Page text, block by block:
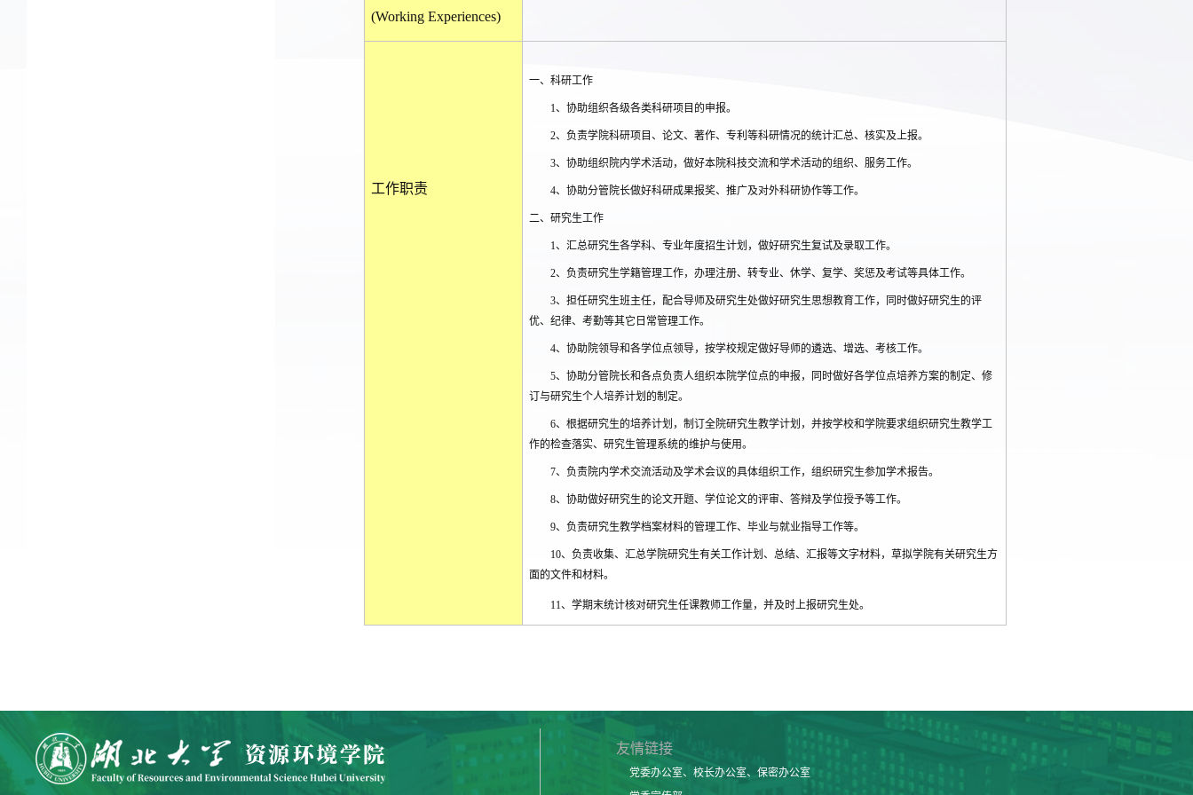
(Working Experiences)
工作职责
一、科研工作
1、协助组织各级各类科研项目的申报。
2、 负责学院科研项目、论文、著作、专利等科研情况的统计汇总、核实及上报。
3、协助组织院内学术活动，做好本院科技交流和学术活动的组织、服务工作。
4、协助分管院长做好科研成果报奖、推广及对外科研协作等工作。
二、研究生工作
1、汇总研究生各学科、专业年度招生计划，做好研究生复试及录取工作。
2、负责研究生学籍管理工作，办理注册、转专业、休学、复学、奖惩及考试等具体工作。
3、担任研究生班主任，配合导师及研究生处做好研究生思想教育工作，同时做好研究生的评
优、纪律、考勤等其它日常管理工作。
4、协助院领导和各学位点领导，按学校规定做好导师的遴选、增选、考核工作。
5、协助分管院长和各点负责人组织本院学位点的申报，同时做好各学位点培养方案的制定、修
订与研究生个人培养计划的制定。
6、根据研究生的培养计划，制订全院研究生教学计划，并按学校和学院要求组织研究生教学工
作的检查落实、研究生管理系统的维护与使用。
7、负责院内学术交流活动及学术会议的具体组织工作，组织研究生参加学术报告。
8、协助做好研究生的论文开题、学位论文的评审、答辩及学位授予等工作。
9、负责研究生教学档案材料的管理工作、毕业与就业指导工作等。
10、负责收集、汇总学院研究生有关工作计划、总结、汇报等文字材料，草拟学院有关研究生方
面的文件和材料。
11、学期末统计核对研究生任课教师工作量，并及时上报研究生处。
友情链接
党委办公室、校长办公室、保密办公室